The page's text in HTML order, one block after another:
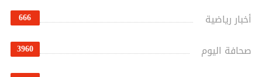
أخبار رياضية 666
صحافة اليوم 3960